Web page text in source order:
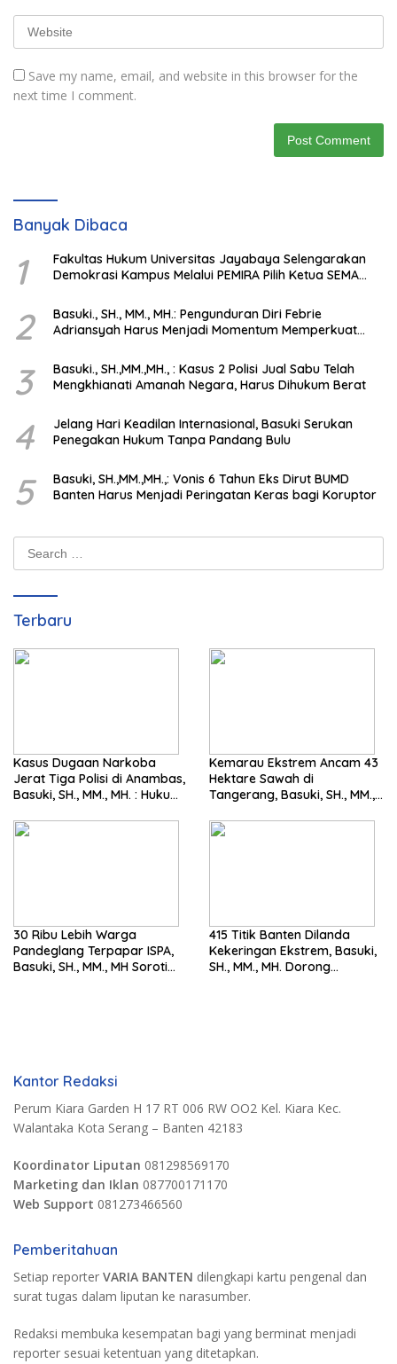
Save my name, email, and website in this browser for the
next time I comment.
Banyak Dibaca
1
Fakultas Hukum Universitas Jayabaya Selengarakan
Demokrasi Kampus Melalui PEMIRA Pilih Ketua SEMA
2
Basuki., SH., MM., MH.: Pengunduran Diri Febrie
Adriansyah Harus Menjadi Momentum Memperkuat
3
Basuki., SH.,MM.,MH., : Kasus 2 Polisi Jual Sabu Telah
Mengkhianati Amanah Negara, Harus Dihukum Berat
4
Jelang Hari Keadilan Internasional, Basuki Serukan
Penegakan Hukum Tanpa Pandang Bulu
5
Basuki, SH.,MM.,MH.,: Vonis 6 Tahun Eks Dirut BUMD
Banten Harus Menjadi Peringatan Keras bagi Koruptor
Search
for:
Terbaru
Kasus Dugaan Narkoba
Jerat Tiga Polisi di Anambas,
Basuki, SH., MM., MH. : Hukum
Kemarau Ekstrem Ancam 43
Hektare Sawah di
Tangerang, Basuki, SH., MM.,
Pemerintah
30 Ribu Lebih Warga
Pandeglang Terpapar ISPA,
Basuki, SH., MM., MH Soroti
415 Titik Banten Dilanda
Kekeringan Ekstrem, Basuki,
SH., MM., MH. Dorong
Kantor Redaksi
Perum Kiara Garden H 17 RT 006 RW OO2 Kel. Kiara Kec.
Walantaka Kota Serang – Banten 42183
Koordinator Liputan 081298569170
Marketing dan Iklan 087700171170
Web Support 081273466560
Pemberitahuan
Setiap reporter VARIA BANTEN dilengkapi kartu pengenal dan
surat tugas dalam liputan ke narasumber.
Redaksi membuka kesempatan bagi yang berminat menjadi
reporter sesuai ketentuan yang ditetapkan.